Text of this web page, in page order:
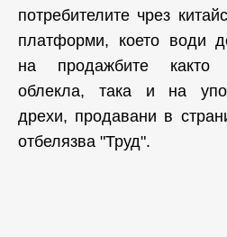
потребителите чрез
платформи, което води
на продажбите
облекла, така и на
дрехи, продавани в
отбелязва "Труд".